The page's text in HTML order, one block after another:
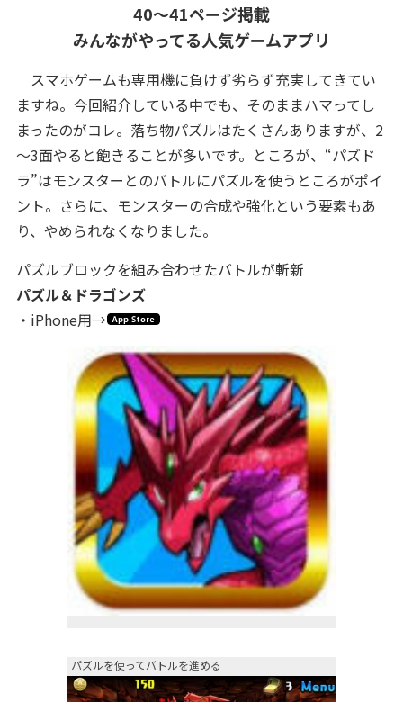
40～41ページ掲載
みんながやってる人気ゲームアプリ
スマホゲームも専用機に負けず劣らず充実してきてい
ますね。今回紹介している中でも、そのままハマってし
まったのがコレ。落ち物パズルはたくさんありますが、2
～3面やると飽きることが多いです。ところが、“パズド
ラ”はモンスターとのバトルにパズルを使うところがポイ
ント。さらに、モンスターの合成や強化という要素もあ
り、やめられなくなりました。
パズルブロックを組み合わせたバトルが斬新
パズル＆ドラゴンズ
・iPhone用→
パズルを使ってバトルを進める